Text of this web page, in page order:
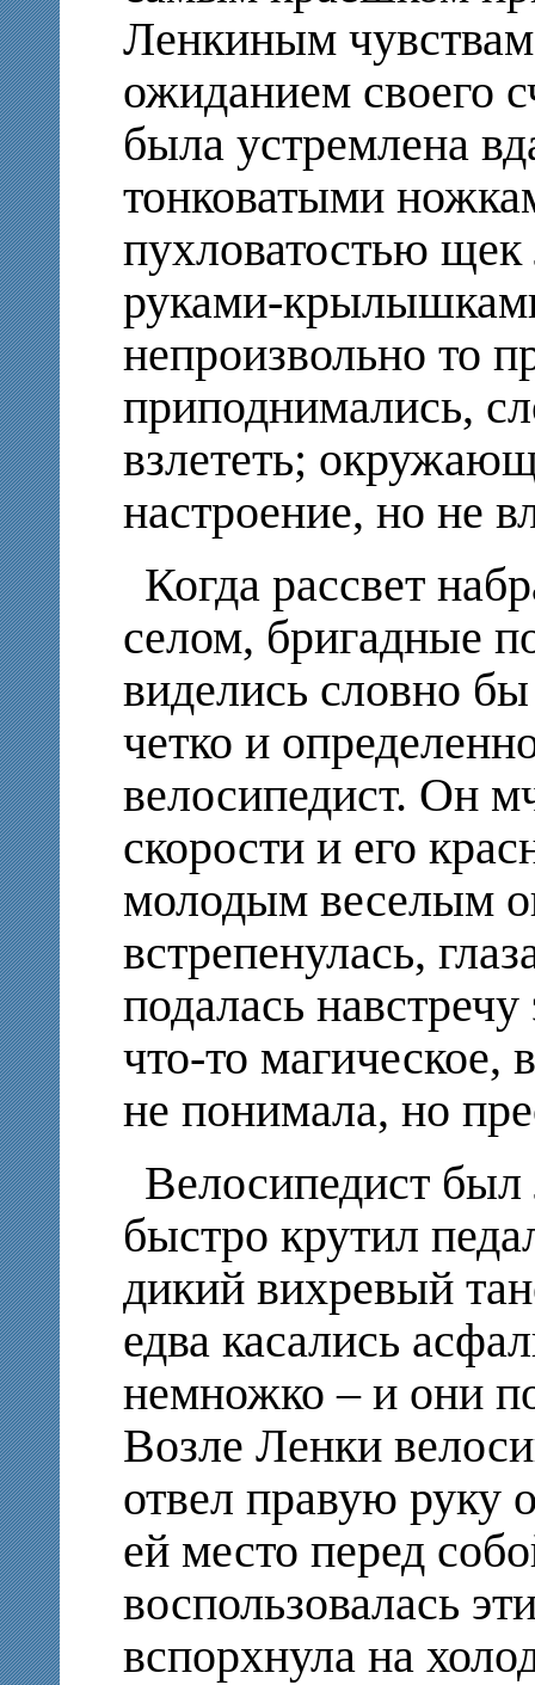
Ленкиным
ожиданием своего
была устремлена
тонковатыми
пухловатостью
руками-
непроизвольно то
приподнимались,
взлететь;
настроение, но не
Когда рассвет
селом, бригадные
виделись словно
четко и
велосипедист. Он
скорости и его
молодым веселым
встрепенулась,
подалась
что-то магическое,
не понимала, но
Велосипедист
быстро крутил
дикий вихревый
едва касались
немножко – и они
Возле Ленки
отвел правую руку
ей место перед
воспользовалась
вспорхнула на